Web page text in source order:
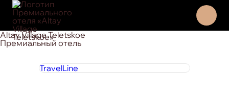
Altay Village Teletskoe
Премиальный отель
TravelLine